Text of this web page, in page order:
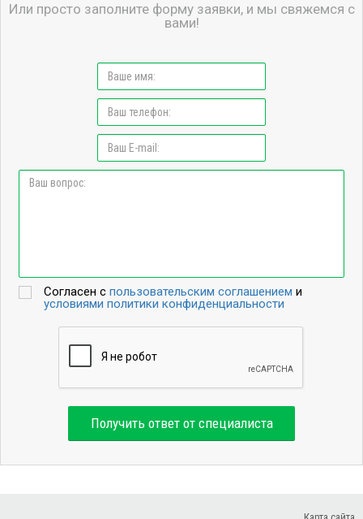
Или просто заполните форму заявки, и мы свяжемся с
вами!
Согласен спользовательским соглашением и
условиями политики конфиденциальности
Получить ответ от специалиста